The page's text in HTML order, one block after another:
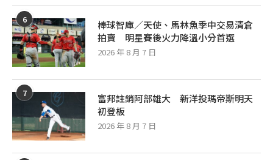
6
棒球智庫／天使、馬林魚季中交易清倉
拍賣 明星賽後火力降溫小分首選
2026 年 8 月 7 日
7
富邦註銷阿部雄大 新洋投瑪帝斯明天
初登板
2026 年 8 月 7 日